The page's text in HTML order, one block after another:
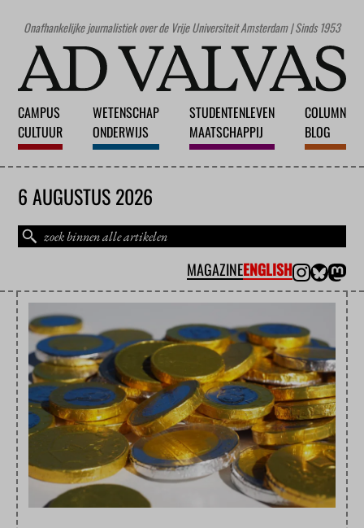
Onafhankelijke journalistiek over de Vrije Universiteit Amsterdam | Sinds 1953
CAMPUS
CULTUUR
WETENSCHAP
ONDERWIJS
STUDENTENLEVEN
MAATSCHAPPIJ
COLUMN
BLOG
6 AUGUSTUS 2026
MAGAZINEENGLISH